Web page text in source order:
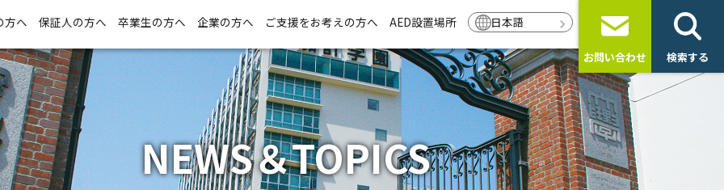
方へ 保証人の方へ 卒業生の方へ 企業の方へ ご支援をお考えの方へ AED設置場所 日本語
お問い合わせ 検索する
NEWS＆TOPICS